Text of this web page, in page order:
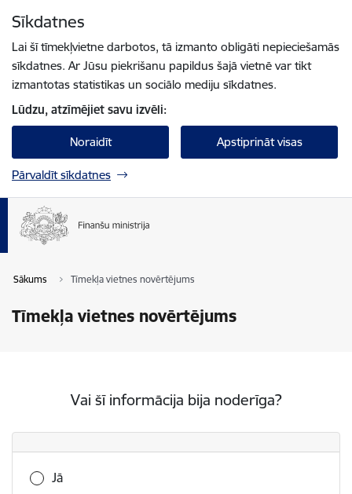
Sīkdatnes
Lai šī tīmekļvietne darbotos, tā izmanto obligāti nepieciešamās
sīkdatnes. Ar Jūsu piekrišanu papildus šajā vietnē var tikt
izmantotas statistikas un sociālo mediju sīkdatnes.
Lūdzu, atzīmējiet savu izvēli:
Noraidīt Apstiprināt visas
Pārvaldīt sīkdatnes
Sākums Tīmekļa vietnes novērtējums
Tīmekļa vietnes novērtējums
Vai šī informācija bija noderīga?
Vai šī informācija bija noderīga?
Jā